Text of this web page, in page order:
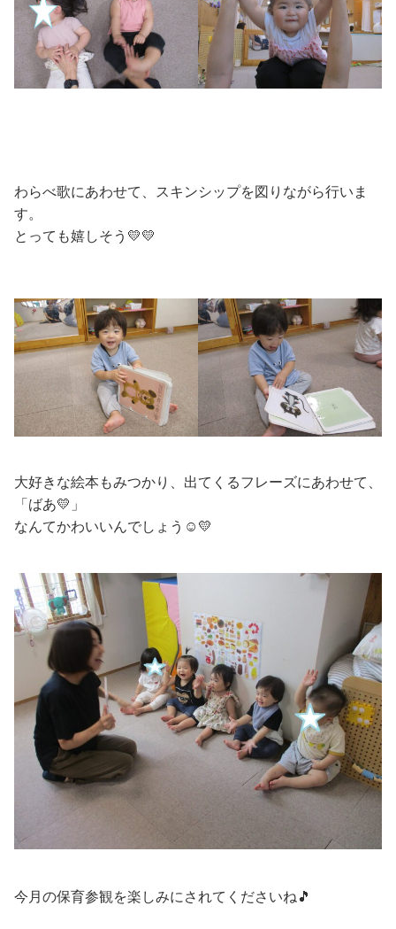
わらべ歌にあわせて、スキンシップを図りながら行いま
す。
とっても嬉しそう💛💛
大好きな絵本もみつかり、出てくるフレーズにあわせて、
「ばあ💛」
なんてかわいいんでしょう☺💛
今月の保育参観を楽しみにされてくださいね🎵